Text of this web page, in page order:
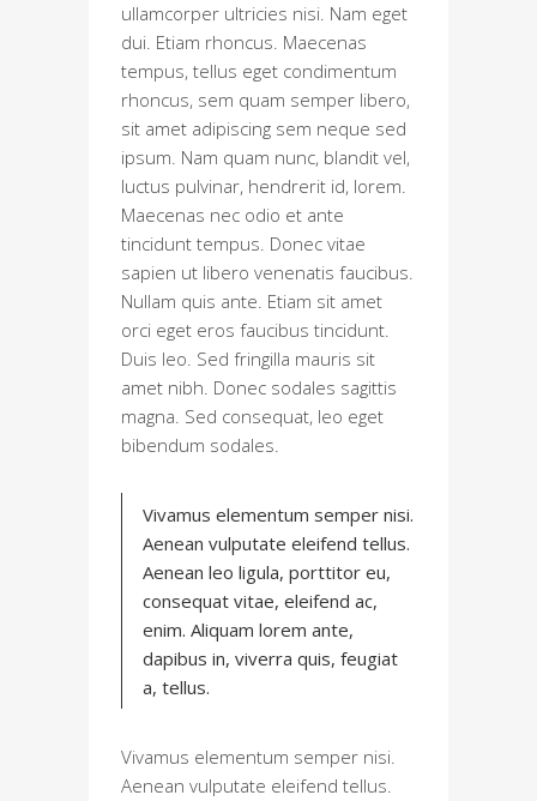
ullamcorper ultricies nisi. Nam eget
dui. Etiam rhoncus. Maecenas
tempus, tellus eget condimentum
rhoncus, sem quam semper libero,
sit amet adipiscing sem neque sed
ipsum. Nam quam nunc, blandit vel,
luctus pulvinar, hendrerit id, lorem.
Maecenas nec odio et ante
tincidunt tempus. Donec vitae
sapien ut libero venenatis faucibus.
Nullam quis ante. Etiam sit amet
orci eget eros faucibus tincidunt.
Duis leo. Sed fringilla mauris sit
amet nibh. Donec sodales sagittis
magna. Sed consequat, leo eget
bibendum sodales.
Vivamus elementum semper nisi.
Aenean vulputate eleifend tellus.
Aenean leo ligula, porttitor eu,
consequat vitae, eleifend ac,
enim. Aliquam lorem ante,
dapibus in, viverra quis, feugiat
a, tellus.
Vivamus elementum semper nisi.
Aenean vulputate eleifend tellus.